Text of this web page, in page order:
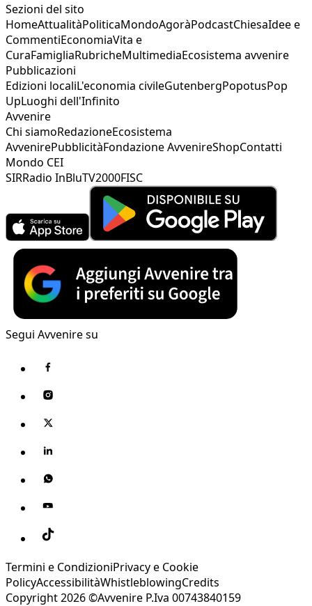
Sezioni del sito
HomeAttualitàPoliticaMondoAgoràPodcastChiesaIdee e
CommentiEconomiaVita e
CuraFamigliaRubricheMultimediaEcosistema avvenire
Pubblicazioni
Edizioni localiL'economia civileGutenbergPopotusPop
UpLuoghi dell'Infinito
Avvenire
Chi siamoRedazioneEcosistema
AvvenirePubblicitàFondazione AvvenireShopContatti
Mondo CEI
SIRRadio InBluTV2000FISC
Segui Avvenire su
Termini e CondizioniPrivacy e Cookie
PolicyAccessibilitàWhistleblowingCredits
Copyright 2026 ©Avvenire P.Iva 00743840159